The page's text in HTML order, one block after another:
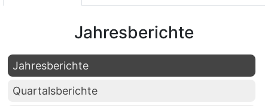
Jahresberichte
Jahresberichte
Quartalsberichte